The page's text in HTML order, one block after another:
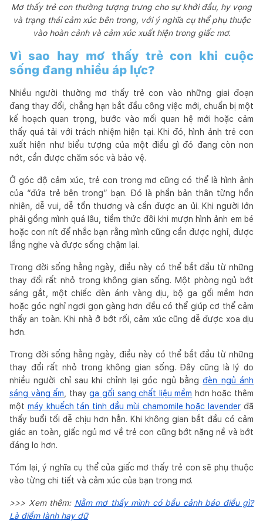
Mơ thấy trẻ con thường tượng trưng cho sự khởi đầu, hy vọng
và trạng thái cảm xúc bên trong, với ý nghĩa cụ thể phụ thuộc
vào hoàn cảnh và cảm xúc xuất hiện trong giấc mơ.
Vì sao hay mơ thấy trẻ con khi cuộc
sống đang nhiều áp lực?
Nhiều người thường mơ thấy trẻ con vào những giai đoạn
đang thay đổi, chẳng hạn bắt đầu công việc mới, chuẩn bị một
kế hoạch quan trọng, bước vào mối quan hệ mới hoặc cảm
thấy quá tải với trách nhiệm hiện tại. Khi đó, hình ảnh trẻ con
xuất hiện như biểu tượng của một điều gì đó đang còn non
nớt, cần được chăm sóc và bảo vệ.
Ở góc độ cảm xúc, trẻ con trong mơ cũng có thể là hình ảnh
của “đứa trẻ bên trong” bạn. Đó là phần bản thân từng hồn
nhiên, dễ vui, dễ tổn thương và cần được an ủi. Khi người lớn
phải gồng mình quá lâu, tiềm thức đôi khi mượn hình ảnh em bé
hoặc con nít để nhắc bạn rằng mình cũng cần được nghỉ, được
lắng nghe và được sống chậm lại.
Trong đời sống hằng ngày, điều này có thể bắt đầu từ những
thay đổi rất nhỏ trong không gian sống. Một phòng ngủ bớt
sáng gắt, một chiếc đèn ánh vàng dịu, bộ ga gối mềm hơn
hoặc góc nghỉ ngơi gọn gàng hơn đều có thể giúp cơ thể cảm
thấy an toàn. Khi nhà ở bớt rối, cảm xúc cũng dễ được xoa dịu
hơn.
Trong đời sống hằng ngày, điều này có thể bắt đầu từ những
thay đổi rất nhỏ trong không gian sống. Đây cũng là lý do
nhiều người chỉ sau khi chỉnh lại góc ngủ bằng đèn ngủ ánh
sáng vàng ấm , thay ga gối sang chất liệu mềm hơn hoặc thêm
một máy khuếch tán tinh dầu mùi chamomile hoặc lavender đã
thấy buổi tối dễ chịu hơn hẳn. Khi không gian bắt đầu có cảm
giác an toàn, giấc ngủ mơ về trẻ con cũng bớt nặng nề và bớt
đáng lo hơn.
Tóm lại, ý nghĩa cụ thể của giấc mơ thấy trẻ con sẽ phụ thuộc
vào từng chi tiết và cảm xúc của bạn trong mơ.
>>> Xem thêm: Nằm mơ thấy mình có bầu cảnh báo điều gì?
Là điềm lành hay dữ